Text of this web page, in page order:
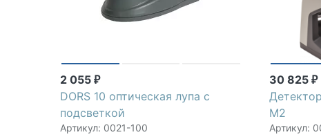
2 055 ₽
DORS 10 оптическая лупа с
подсветкой
Артикул: 0021-100
30 825₽
М2
Артикул: